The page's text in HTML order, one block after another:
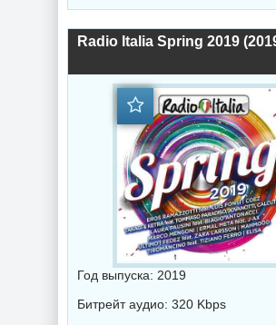
Год выпуска: 2019
Битрейт аудио: 320 Kbps